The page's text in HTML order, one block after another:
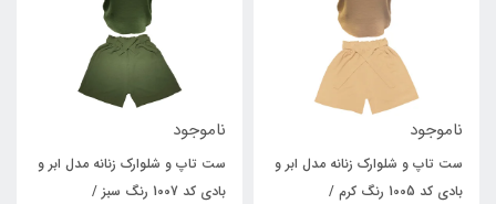
ناموجود
ست تاپ و شلوارک زنانه مدل ابر و
بادی کد 1005 رنگ کرم /
ناموجود
ست تاپ و شلوارک زنانه مدل ابر و
بادی کد 1007 رنگ سبز /